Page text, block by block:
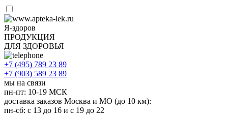
Я-здоров
ПРОДУКЦИЯ
ДЛЯ ЗДОРОВЬЯ
+7 (495) 789 23 89
+7 (903) 589 23 89
мы на связи
пн-пт: 10-19 МСК
доставка заказов Москва и МО (до 10 км):
пн-сб: с 13 до 16 и с 19 до 22